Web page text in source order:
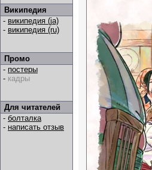
Википедия
- википедия (ja)
- википедия (ru)
Промо
- постеры
- кадры
Для читателей
- болталка
- написать отзыв